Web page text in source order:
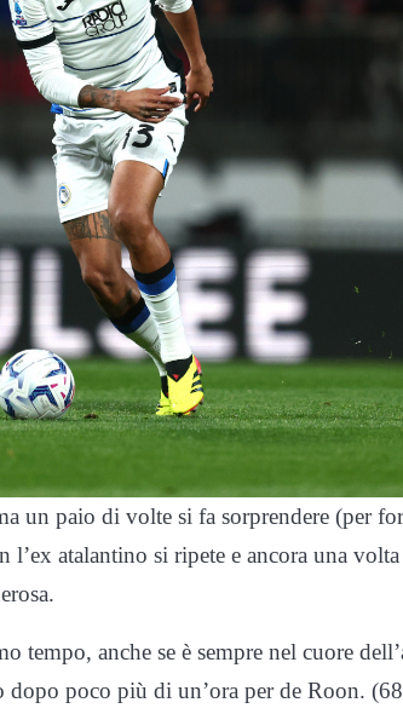
un paio di volte si fa sorprendere (per
atalantino si ripete e ancora una
tempo, anche se è sempre nel cuore
poco più di un’ora per de Roon.